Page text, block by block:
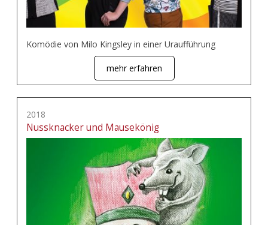
Komödie von Milo Kingsley in einer Uraufführung
mehr erfahren
2018
Nussknacker und Mausekönig